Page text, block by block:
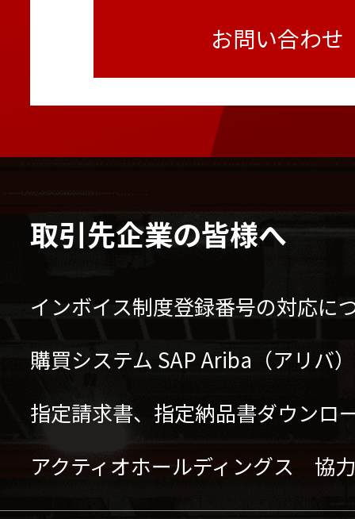
お問い合わせ
取引先企業の皆様へ
インボイス制度登録番号の対応に
購買システム SAP Ariba（アリバ
指定請求書、指定納品書ダウンロ
アクティオホールディングス 協